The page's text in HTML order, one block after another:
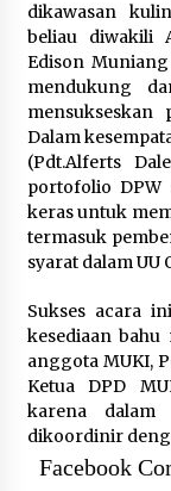
dikawasan
beliau diwakili
Edison
mendukung
mensukseskan
Dalam
(Pdt.Alferts
portofolio
keras untuk
termasuk
syarat dalam UU
Sukses acara
kesediaan
anggota MUKI,
Ketua DPD
karena
dikoordinir
Facebook